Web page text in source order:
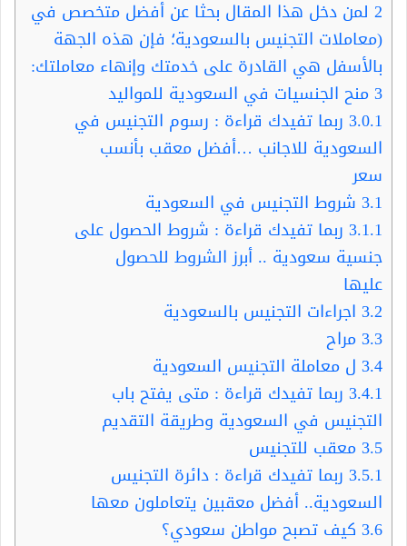
2 لمن دخل هذا المقال بحثا عن أفضل متخصص في
(معاملات التجنيس بالسعودية؛ فإن هذه الجهة
بالأسفل هي القادرة على خدمتك وإنهاء معاملتك:
3منح الجنسيات في السعودية للمواليد
3.0.1 ربما تفيدك قراءة : رسوم التجنيس في
السعودية للاجانب …أفضل معقب بأنسب
سعر
3.1 شروط التجنيس في السعودية
3.1.1 ربما تفيدك قراءة : شروط الحصول على
جنسية سعودية .. أبرز الشروط للحصول
عليها
3.2 اجراءات التجنيس بالسعودية
3.3مراح
3.4 ل معاملة التجنيس السعودية
3.4.1 ربما تفيدك قراءة : متى يفتح باب
التجنيس في السعودية وطريقة التقديم
3.5معقب للتجنيس
3.5.1 ربما تفيدك قراءة : دائرة التجنيس
السعودية.. أفضل معقبين يتعاملون معها
3.6 كيف تصبح مواطن سعودي؟